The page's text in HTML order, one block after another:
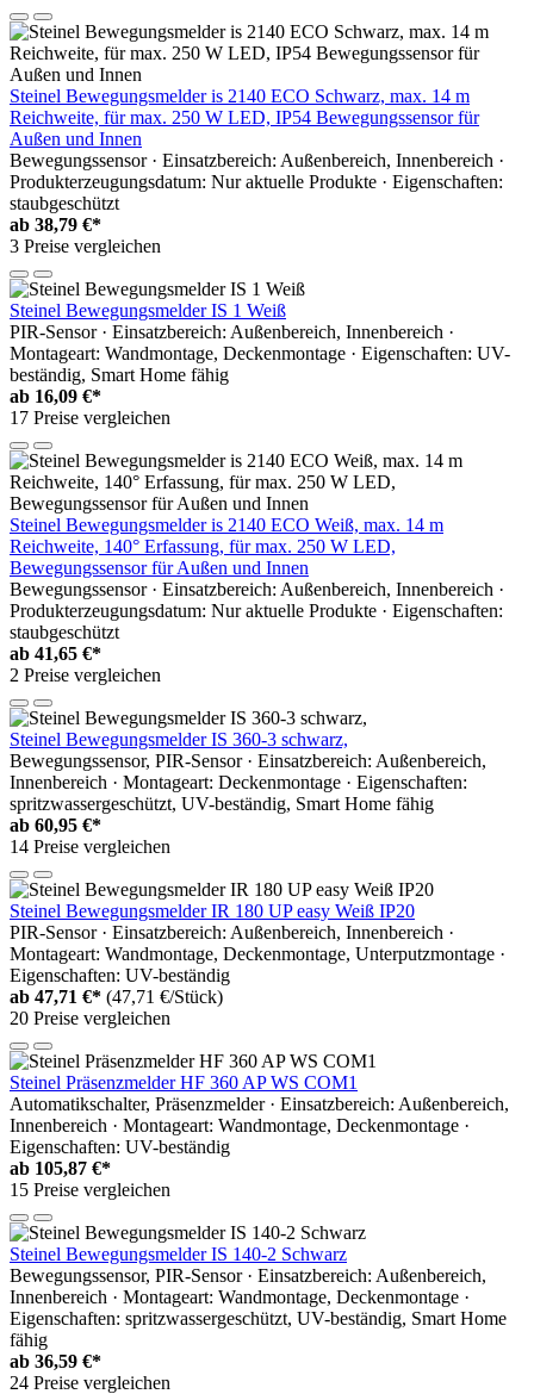
Steinel Bewegungsmelder is 2140 ECO Schwarz, max. 14 m
Reichweite, für max. 250 W LED, IP54 Bewegungssensor für
Außen und Innen
Bewegungssensor · Einsatzbereich: Außenbereich, Innenbereich ·
Produkterzeugungsdatum: Nur aktuelle Produkte · Eigenschaften:
staubgeschützt
ab 38,79 €*
3 Preise vergleichen
Steinel Bewegungsmelder IS 1 Weiß
PIR-Sensor · Einsatzbereich: Außenbereich, Innenbereich ·
Montageart: Wandmontage, Deckenmontage · Eigenschaften: UV-
beständig, Smart Home fähig
ab 16,09 €*
17 Preise vergleichen
Steinel Bewegungsmelder is 2140 ECO Weiß, max. 14 m
Reichweite, 140° Erfassung, für max. 250 W LED,
Bewegungssensor für Außen und Innen
Bewegungssensor · Einsatzbereich: Außenbereich, Innenbereich ·
Produkterzeugungsdatum: Nur aktuelle Produkte · Eigenschaften:
staubgeschützt
ab 41,65 €*
2 Preise vergleichen
Steinel Bewegungsmelder IS 360-3 schwarz,
Bewegungssensor, PIR-Sensor · Einsatzbereich: Außenbereich,
Innenbereich · Montageart: Deckenmontage · Eigenschaften:
spritzwassergeschützt, UV-beständig, Smart Home fähig
ab 60,95 €*
14 Preise vergleichen
Steinel Bewegungsmelder IR 180 UP easy Weiß IP20
PIR-Sensor · Einsatzbereich: Außenbereich, Innenbereich ·
Montageart: Wandmontage, Deckenmontage, Unterputzmontage ·
Eigenschaften: UV-beständig
ab 47,71 €* (47,71 €/Stück)
20 Preise vergleichen
Steinel Präsenzmelder HF 360 AP WS COM1
Automatikschalter, Präsenzmelder · Einsatzbereich: Außenbereich,
Innenbereich · Montageart: Wandmontage, Deckenmontage ·
Eigenschaften: UV-beständig
ab 105,87 €*
15 Preise vergleichen
Steinel Bewegungsmelder IS 140-2 Schwarz
Bewegungssensor, PIR-Sensor · Einsatzbereich: Außenbereich,
Innenbereich · Montageart: Wandmontage, Deckenmontage ·
Eigenschaften: spritzwassergeschützt, UV-beständig, Smart Home
fähig
ab 36,59 €*
24 Preise vergleichen